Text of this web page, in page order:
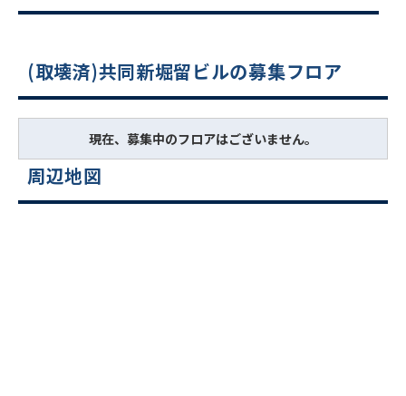
(取壊済)共同新堀留ビルの募集フロア
現在、募集中のフロアはございません。
周辺地図